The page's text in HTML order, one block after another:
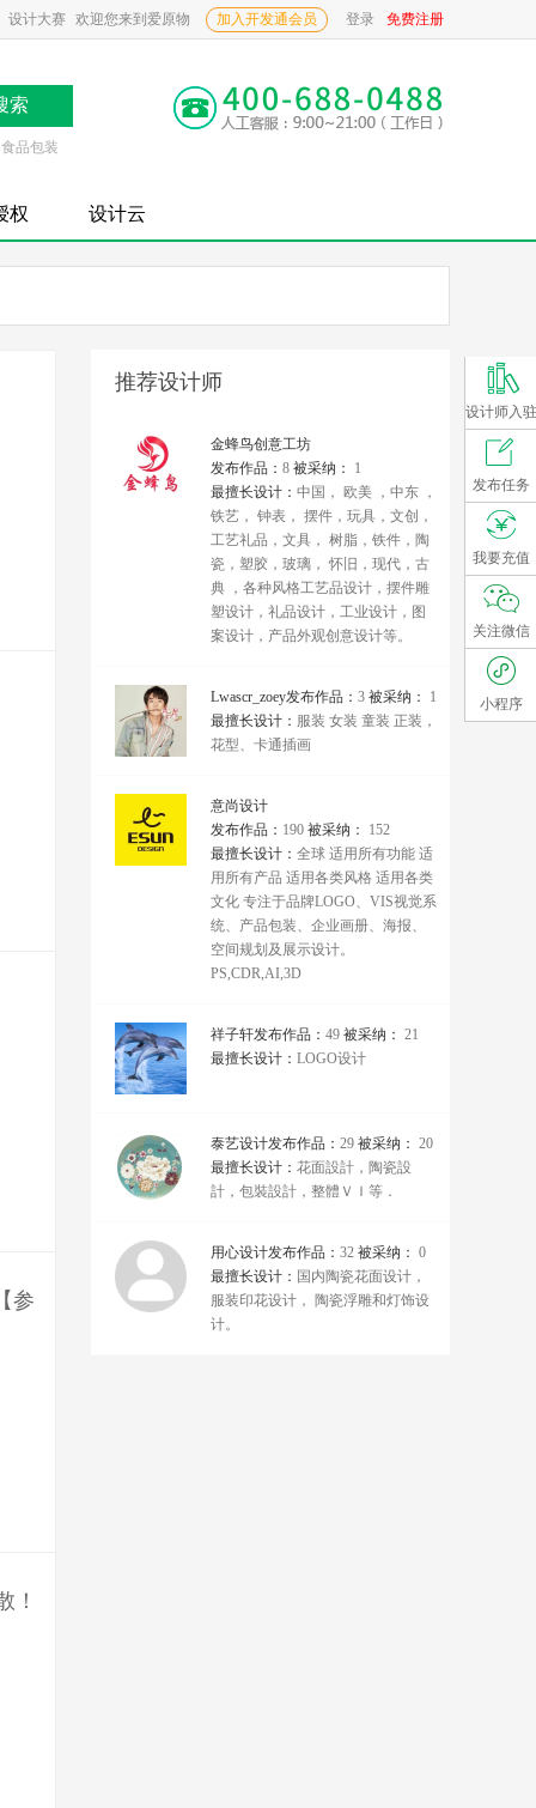
计大赛 欢迎您来到爱原物 加入开发通会员 免费注册
登录
食品包装
权 设计云
参
！
推荐设计师
金蜂鸟创意工坊
发布作品： 8 被采纳：
1
最擅长设计： 中国， 欧美 ，中东 ，
铁艺， 钟表， 摆件，玩具，文创，
工艺礼品，文具， 树脂，铁件，陶
瓷，塑胶，玻璃， 怀旧，现代，古
典 ，各种风格工艺品设计，摆件雕
塑设计，礼品设计，工业设计，图
案设计，产品外观创意设计等。
Lwascr_zoey发布作品： 3 被采纳：
1
最擅长设计： 服装 女装 童装 正装，
花型、卡通插画
意尚设计
发布作品： 190 被采纳：
152
最擅长设计： 全球 适用所有功能 适
用所有产品 适用各类风格 适用各类
文化 专注于品牌LOGO、VIS视觉系
统、产品包装、企业画册、海报、
空间规划及展示设计。
PS,CDR,AI,3D
祥子轩发布作品： 49 被采纳： 21
最擅长设计： LOGO设计
泰艺设计发布作品： 29 被采纳： 20
最擅长设计： 花面設計，陶瓷設
計，包裝設計，整體ＶＩ等．
用心设计发布作品： 32 被采纳： 0
最擅长设计： 国内陶瓷花面设计，
服装印花设计， 陶瓷浮雕和灯饰设
计。
设计师入驻
发布任务
我要充值
关注微信
小程序